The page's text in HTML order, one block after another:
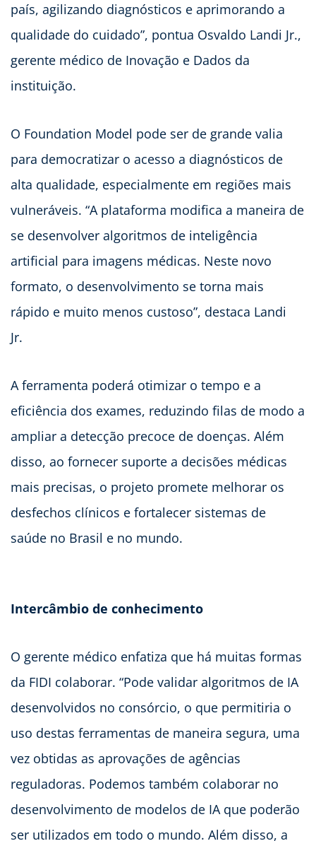
país, agilizando diagnósticos e aprimorando a
qualidade do cuidado”, pontua Osvaldo Landi Jr.,
gerente médico de Inovação e Dados da
instituição.
O Foundation Model pode ser de grande valia
para democratizar o acesso a diagnósticos de
alta qualidade, especialmente em regiões mais
vulneráveis. “A plataforma modifica a maneira de
se desenvolver algoritmos de inteligência
artificial para imagens médicas. Neste novo
formato, o desenvolvimento se torna mais
rápido e muito menos custoso”, destaca Landi
Jr.
A ferramenta poderá otimizar o tempo e a
eficiência dos exames, reduzindo filas de modo a
ampliar a detecção precoce de doenças. Além
disso, ao fornecer suporte a decisões médicas
mais precisas, o projeto promete melhorar os
desfechos clínicos e fortalecer sistemas de
saúde no Brasil e no mundo.
Intercâmbio de conhecimento
O gerente médico enfatiza que há muitas formas
da FIDI colaborar. “Pode validar algoritmos de IA
desenvolvidos no consórcio, o que permitiria o
uso destas ferramentas de maneira segura, uma
vez obtidas as aprovações de agências
reguladoras. Podemos também colaborar no
desenvolvimento de modelos de IA que poderão
ser utilizados em todo o mundo. Além disso, a